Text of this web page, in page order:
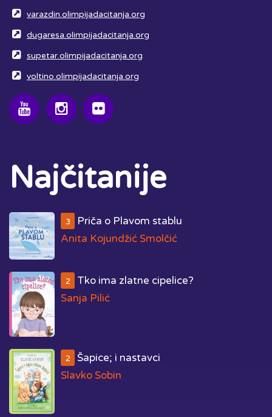
varazdin.olimpijadacitanja.org
dugaresa.olimpijadacitanja.org
supetar.olimpijadacitanja.org
voltino.olimpijadacitanja.org
Najčitanije
3
Priča o Plavom stablu
Anita Kojundžić Smolčić
2
Tko ima zlatne cipelice?
Sanja Pilić
2
Šapice; i nastavci
Slavko Sobin